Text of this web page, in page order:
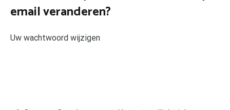
email veranderen?
Uw wachtwoord wijzigen